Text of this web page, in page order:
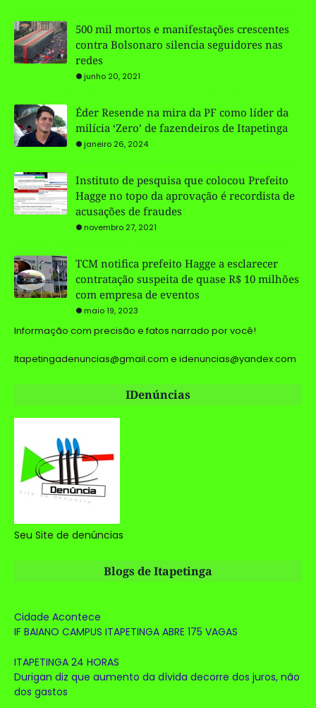
500 mil mortos e manifestações crescentes
contra Bolsonaro silencia seguidores nas
redes
junho 20, 2021
Éder Resende na mira da PF como líder da
milícia ‘Zero’ de fazendeiros de Itapetinga
janeiro 26, 2024
Instituto de pesquisa que colocou Prefeito
Hagge no topo da aprovação é recordista de
acusações de fraudes
novembro 27, 2021
TCM notifica prefeito Hagge a esclarecer
contratação suspeita de quase R$ 10 milhões
com empresa de eventos
maio 19, 2023
Informação com precisão e fatos narrado por você!
Itapetingadenuncias@gmail.com e idenuncias@yandex.com
IDenúncias
Seu Site de denúncias
Blogs de Itapetinga
Cidade Acontece
IF BAIANO CAMPUS ITAPETINGA ABRE 175 VAGAS
ITAPETINGA 24 HORAS
Durigan diz que aumento da dívida decorre dos juros, não
dos gastos